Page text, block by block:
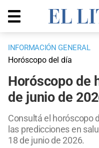
INFORMACIÓN GENERAL
Horóscopo del día
Horóscopo de
de junio de
Consultá el horóscopo
las predicciones en
18 de junio de 2026.